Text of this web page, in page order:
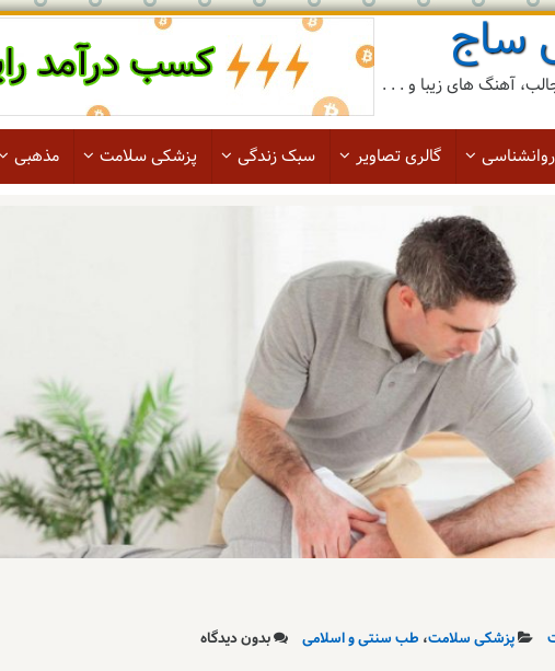
ساج
آهنگ های زیبا و . . .
روانشناسی گالری تصاویر سبک زندگی پزشکی سلامت مذهبی
پزشکی سلامت، طب سنتی و اسلامی بدون دیدگاه